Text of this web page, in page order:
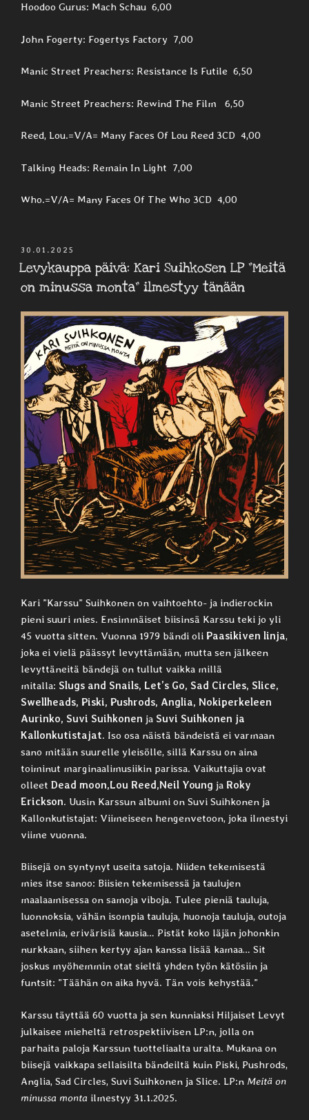
Hoodoo Gurus: Mach Schau 6,00
John Fogerty: Fogertys Factory 7,00
Manic Street Preachers: Resistance Is Futile 6,50
Manic Street Preachers: Rewind The Film 6,50
Reed, Lou.=V/A= Many Faces Of Lou Reed 3CD 4,00
Talking Heads: Remain In Light 7,00
Who.=V/A= Many Faces Of The Who 3CD 4,00
JULKAISTU
30.01.2025
Levykauppa päivä: Kari Suihkosen LP ”Meitä
on minussa monta” ilmestyy tänään
Kari ”Karssu” Suihkonen on vaihtoehto- ja indierockin
pieni suuri mies. Ensimmäiset biisinsä Karssu teki jo yli
45 vuotta sitten. Vuonna 1979 bändi oli Paasikiven linja,
joka ei vielä päässyt levyttämään, mutta sen jälkeen
levyttäneitä bändejä on tullut vaikka millä
mitalla: Slugs and Snails, Let’s Go, Sad Circles, Slice,
Swellheads, Piski, Pushrods, Anglia, Nokiperkeleen
Aurinko, Suvi Suihkonen ja Suvi Suihkonen ja
Kallonkutistajat. Iso osa näistä bändeistä ei varmaan
sano mitään suurelle yleisölle, sillä Karssu on aina
toiminut marginaalimusiikin parissa. Vaikuttajia ovat
olleet Dead moon,Lou Reed,Neil Young ja Roky
Erickson. Uusin Karssun albumi on Suvi Suihkonen ja
Kallonkutistajat: Viimeiseen hengenvetoon, joka ilmestyi
viime vuonna.
Biisejä on syntynyt useita satoja. Niiden tekemisestä
mies itse sanoo: Biisien tekemisessä ja taulujen
maalaamisessa on samoja viboja. Tulee pieniä tauluja,
luonnoksia, vähän isompia tauluja, huonoja tauluja, outoja
asetelmia, erivärisiä kausia… Pistät koko läjän johonkin
nurkkaan, siihen kertyy ajan kanssa lisää kamaa… Sit
joskus myöhemmin otat sieltä yhden työn kätösiin ja
funtsit: ”Täähän on aika hyvä. Tän vois kehystää.”
Karssu täyttää 60 vuotta ja sen kunniaksi Hiljaiset Levyt
julkaisee mieheltä retrospektiivisen LP:n, jolla on
parhaita paloja Karssun tuotteliaalta uralta. Mukana on
biisejä vaikkapa sellaisilta bändeiltä kuin Piski, Pushrods,
Anglia, Sad Circles, Suvi Suihkonen ja Slice. LP:n Meitä on
minussa monta ilmestyy 31.1.2025.